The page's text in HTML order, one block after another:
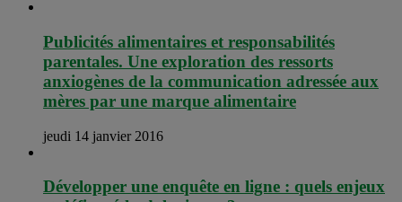
Publicités alimentaires et responsabilités
parentales. Une exploration des ressorts
anxiogènes de la communication adressée aux
mères par une marque alimentaire
jeudi 14 janvier 2016
Développer une enquête en ligne : quels enjeux